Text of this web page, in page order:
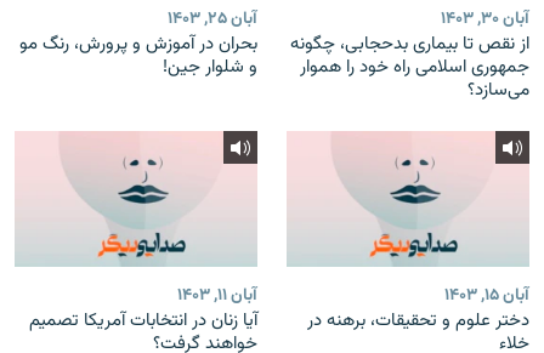
آبان ۳۰, ۱۴۰۳
از نقص تا بیماری بدحجابی، چگونه
جمهوری اسلامی راه خود را هموار
می‌سازد؟
آبان ۲۵, ۱۴۰۳
بحران در آموزش و پرورش، رنگ مو
و شلوار جین!
آبان ۱۵, ۱۴۰۳
دختر علوم و تحقیقات، برهنه در
خلاء
آبان ۱۱, ۱۴۰۳
آیا زنان در انتخابات آمریکا تصمیم
خواهند گرفت؟